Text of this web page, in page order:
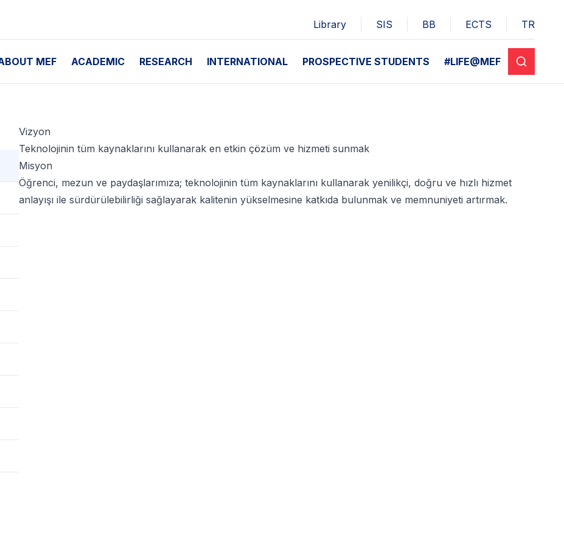
Library SIS BB ECTS TR
MEF ACADEMIC RESEARCH INTERNATIONAL PROSPECTIVE STUDENTS #LIFE@MEF
Vizyon
Teknolojinin tüm kaynaklarını kullanarak en etkin çözüm ve hizmeti sunmak
Misyon
Öğrenci, mezun ve paydaşlarımıza; teknolojinin tüm kaynaklarını kullanarak yenilikçi, doğru ve hızlı hizmet
anlayışı ile sürdürülebilirliği sağlayarak kalitenin yükselmesine katkıda bulunmak ve memnuniyeti artırmak.